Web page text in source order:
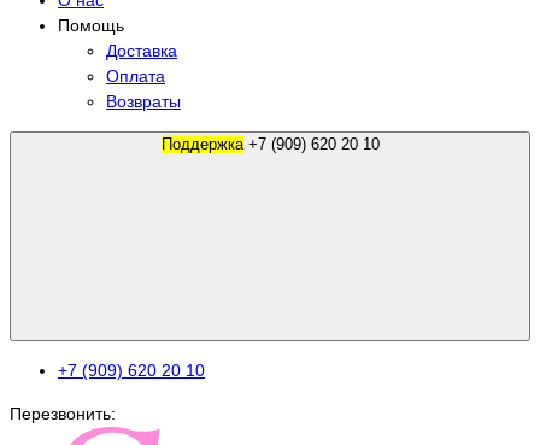
Помощь
Доставка
Оплата
Возвраты
Поддержка +7 (909) 620 20 10
+7 (909) 620 20 10
Перезвонить: